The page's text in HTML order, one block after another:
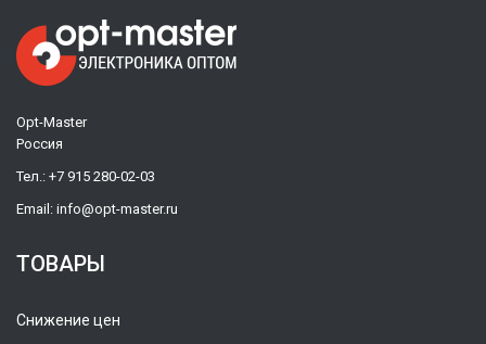
Opt-Master
Россия
Тел.: +7 915 280-02-03
Email: info@opt-master.ru
ТОВАРЫ
Снижение цен